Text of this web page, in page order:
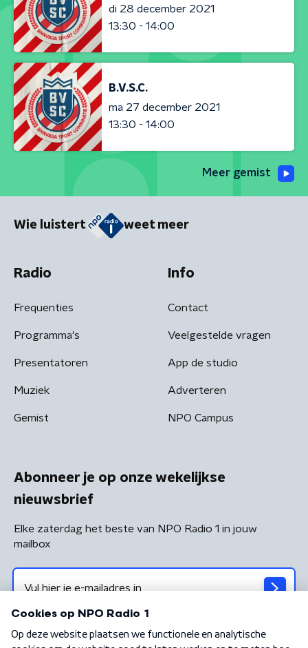
di 28 december 2021
13:30 - 14:00
B.V.S.C.
ma 27 december 2021
13:30 - 14:00
Meer gemist
Wie luistert weet meer
Radio
Frequenties
Programma's
Presentatoren
Muziek
Gemist
Info
Contact
Veelgestelde vragen
App de studio
Adverteren
NPO Campus
Abonneer je op onze wekelijkse
nieuwsbrief
Elke zaterdag het beste van NPO Radio 1 in jouw
mailbox